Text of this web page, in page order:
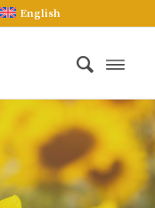
English